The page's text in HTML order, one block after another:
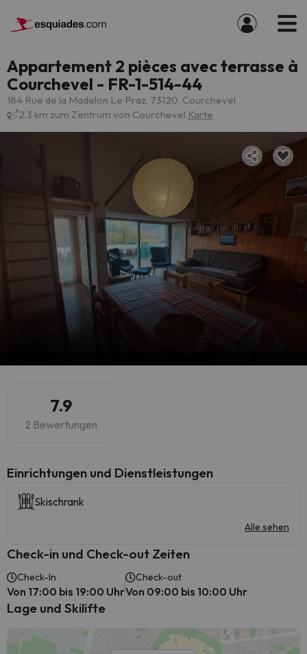
Appartement 2 pièces avec terrasse à
Courchevel - FR-1-514-44
184 Rue de la Madelon Le Praz, 73120, Courchevel
2.3 km zum Zentrum von Courchevel Karte
7.9
2 Bewertungen
​Einrichtungen und Dienstleistungen
Skischrank
Alle sehen
Check-in und Check-out Zeiten
Check-In
Von 17:00 bis 19:00 Uhr
Check-out
Von 09:00 bis 10:00 Uhr
Lage und Skilifte